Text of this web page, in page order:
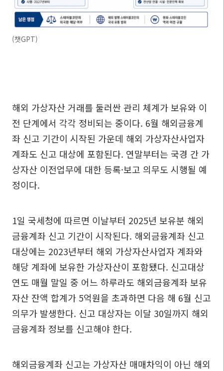
(챗GPT)
해외 가상자산 거래를 둘러싼 관리 체계가 보유와 이
전 단계에서 각각 정비되는 중이다. 6월 해외금융계
좌 신고 기간이 시작된 가운데 해외 가상자산사업자
계좌도 신고 대상에 포함된다. 연말부터는 국경 간 가
상자산 이전업무에 대한 등록·보고 의무도 시행될 예
정이다.
1일 국세청에 따르면 이날부터 2025년 보유분 해외
금융계좌 신고 기간이 시작된다. 해외금융계좌 신고
대상에는 2023년부터 해외 가상자산사업자 계좌와
해당 계좌에 보유한 가상자산이 포함됐다. 신고대상
연도 매월 말일 중 어느 하루라도 해외금융계좌 보유
자산 잔액 합계가 5억원을 초과하면 다음 해 6월 신고
의무가 발생한다. 신고 대상자는 이달 30일까지 해외
금융계좌 정보를 신고해야 한다.
해외금융계좌 신고는 가상자산 매매차익이 아닌 해외